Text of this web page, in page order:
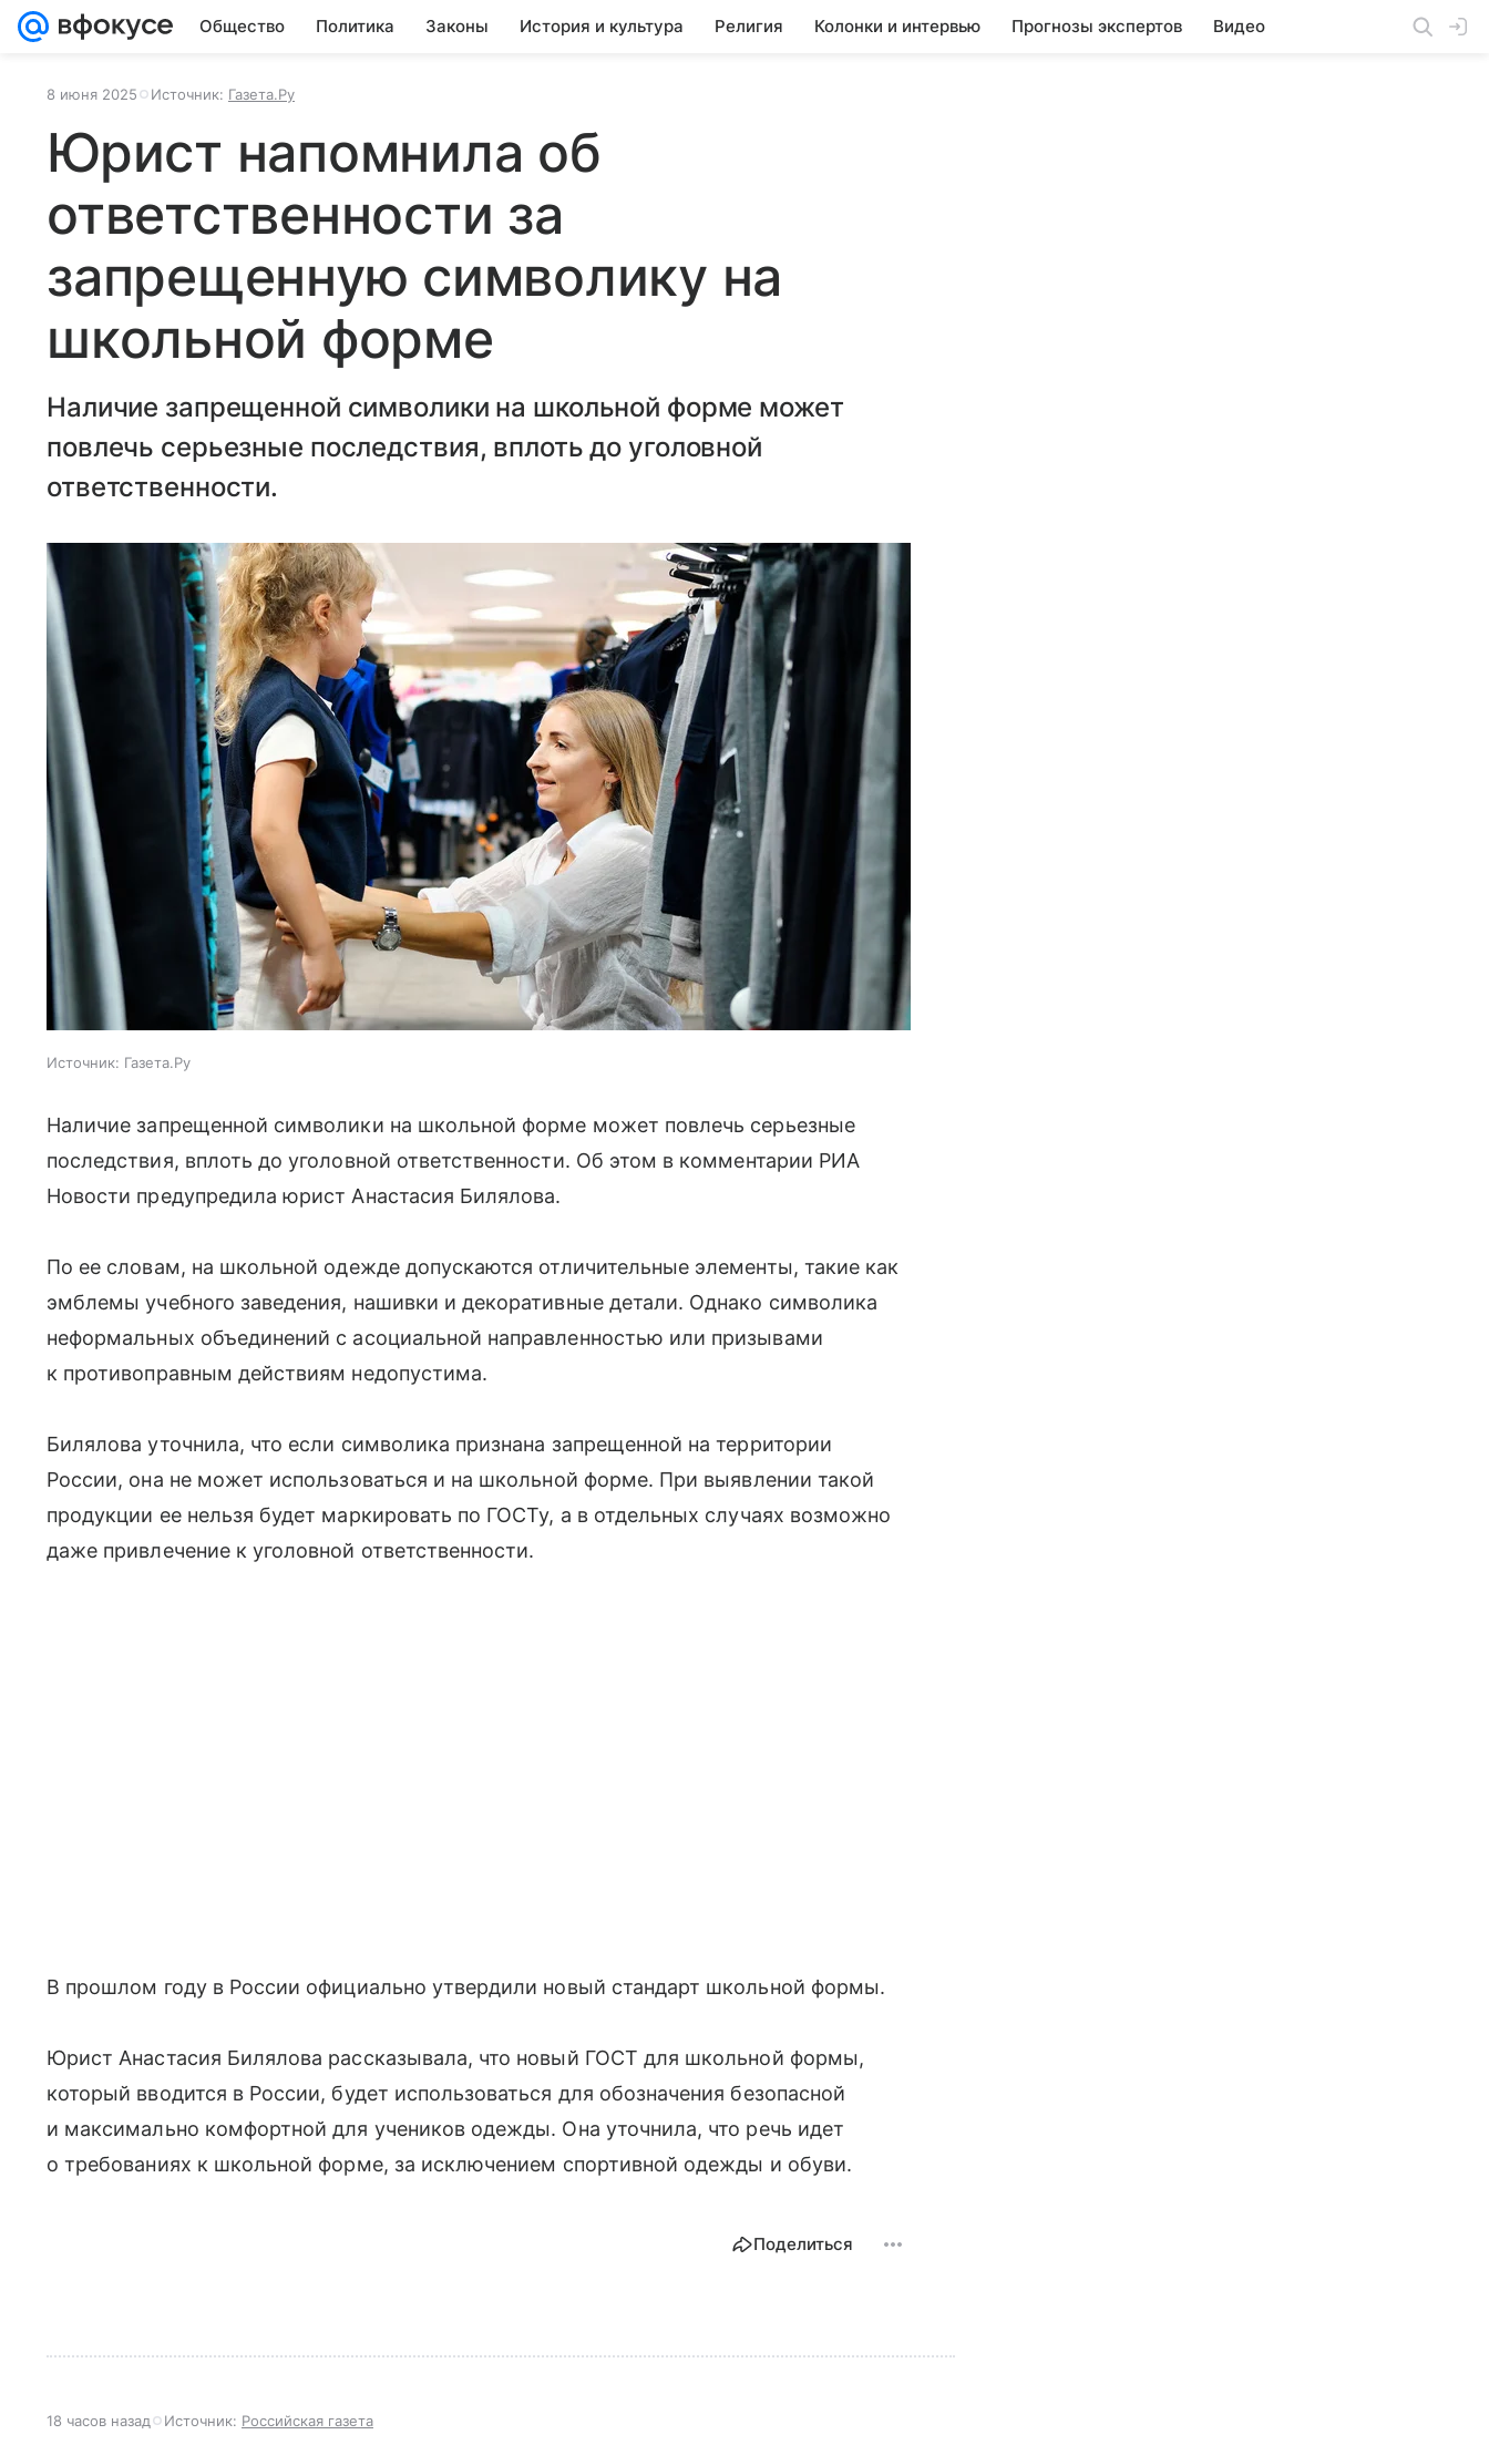
Общество Политика Законы История и культура Религия Колонки и интервью Прогнозы экспертов Видео
8 июня 2025 Источник: Газета.Ру
Юрист напомнила об
ответственности за
запрещенную символику на
школьной форме
Наличие запрещенной символики на школьной форме может
повлечь серьезные последствия, вплоть до уголовной
ответственности.
Источник: Газета.Ру
Наличие запрещенной символики на школьной форме может повлечь серьезные
последствия, вплоть до уголовной ответственности. Об этом в комментарии РИА
Новости предупредила юрист Анастасия Билялова.
По ее словам, на школьной одежде допускаются отличительные элементы, такие как
эмблемы учебного заведения, нашивки и декоративные детали. Однако символика
неформальных объединений с асоциальной направленностью или призывами
к противоправным действиям недопустима.
Билялова уточнила, что если символика признана запрещенной на территории
России, она не может использоваться и на школьной форме. При выявлении такой
продукции ее нельзя будет маркировать по ГОСТу, а в отдельных случаях возможно
даже привлечение к уголовной ответственности.
В прошлом году в России официально утвердили новый стандарт школьной формы.
Юрист Анастасия Билялова рассказывала, что новый ГОСТ для школьной формы,
который вводится в России, будет использоваться для обозначения безопасной
и максимально комфортной для учеников одежды. Она уточнила, что речь идет
о требованиях к школьной форме, за исключением спортивной одежды и обуви.
Поделиться
18 часов назад Источник: Российская газета